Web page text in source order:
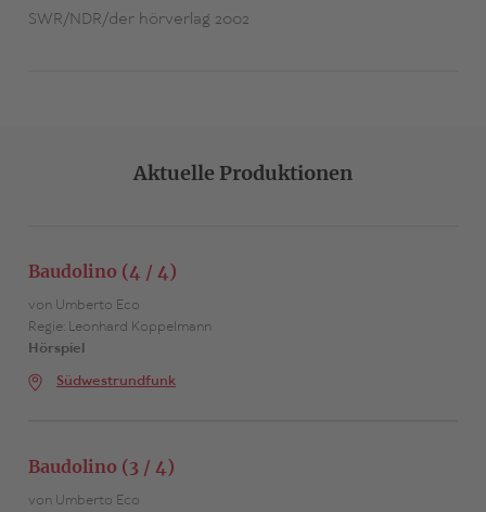
SWR/NDR/der hörverlag 2002
Aktuelle Produktionen
Baudolino (4 / 4)
von Umberto Eco
Regie: Leonhard Koppelmann
Hörspiel
Südwestrundfunk
Baudolino (3 / 4)
von Umberto Eco